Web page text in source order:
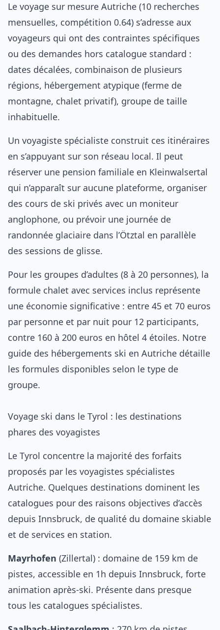
Le voyage sur mesure Autriche (10 recherches
mensuelles, compétition 0.64) s’adresse aux
voyageurs qui ont des contraintes spécifiques
ou des demandes hors catalogue standard :
dates décalées, combinaison de plusieurs
régions, hébergement atypique (ferme de
montagne, chalet privatif), groupe de taille
inhabituelle.
Un voyagiste spécialiste construit ces itinéraires
en s’appuyant sur son réseau local. Il peut
réserver une pension familiale en Kleinwalsertal
qui n’apparaît sur aucune plateforme, organiser
des cours de ski privés avec un moniteur
anglophone, ou prévoir une journée de
randonnée glaciaire dans l’Ötztal en parallèle
des sessions de glisse.
Pour les groupes d’adultes (8 à 20 personnes), la
formule chalet avec services inclus représente
une économie significative : entre 45 et 70 euros
par personne et par nuit pour 12 participants,
contre 160 à 200 euros en hôtel 4 étoiles. Notre
guide des hébergements ski en Autriche détaille
les formules disponibles selon le type de
groupe.
Voyage ski dans le Tyrol : les destinations
phares des voyagistes
Le Tyrol concentre la majorité des forfaits
proposés par les voyagistes spécialistes
Autriche. Quelques destinations dominent les
catalogues pour des raisons objectives d’accès
depuis Innsbruck, de qualité du domaine skiable
et de services en station.
Mayrhofen (Zillertal) : domaine de 159 km de
pistes, accessible en 1h depuis Innsbruck, forte
animation après-ski. Présente dans presque
tous les catalogues spécialistes.